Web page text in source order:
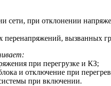
сети, при отклонении
перенапряжений, вызванных
при перегрузке и КЗ;
и отключение при
при включении.